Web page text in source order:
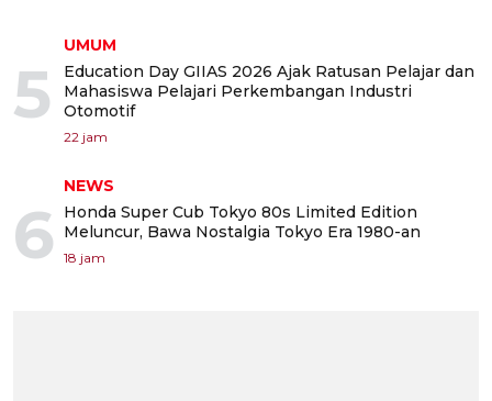
5
UMUM
Education Day GIIAS 2026 Ajak Ratusan Pelajar dan
Mahasiswa Pelajari Perkembangan Industri
Otomotif
22 jam
6
NEWS
Honda Super Cub Tokyo 80s Limited Edition
Meluncur, Bawa Nostalgia Tokyo Era 1980-an
18 jam